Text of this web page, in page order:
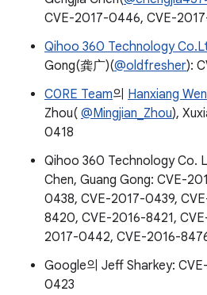
CVE-2017-0446, CVE-
Qihoo 360 Technology
Gong(龚广)(@oldfresher):
C0RE Team의 Hanxiang Wen
Zhou( @Mingjian_Zhou),
0418
Qihoo 360 Technology Co.
Chen, Guang Gong: CVE-
0438, CVE-2017-0439,
8420, CVE-2016-8421,
2017-0442, CVE-2016-
Google의 Jeff Sharkey:
0423